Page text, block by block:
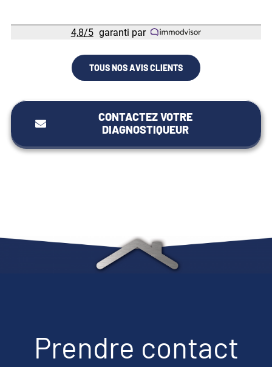
4,8/5 garanti par
TOUS NOS AVIS CLIENTS
CONTACTEZ VOTRE
DIAGNOSTIQUEUR
Prendre contact